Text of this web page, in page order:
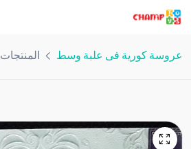
عروسة كورية فى علبة وسط المنتجات